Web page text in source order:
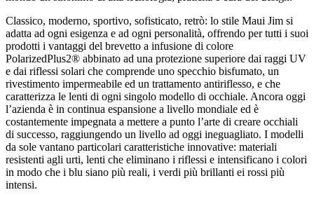
Classico, moderno, sportivo, sofisticato, retrò: lo stile Maui Jim si
adatta ad ogni esigenza e ad ogni personalità, offrendo per tutti i suoi
prodotti i vantaggi del brevetto a infusione di colore
PolarizedPlus2® abbinato ad una protezione superiore dai raggi UV
e dai riflessi solari che comprende uno specchio bisfumato, un
rivestimento impermeabile ed un trattamento antiriflesso, e che
caratterizza le lenti di ogni singolo modello di occhiale. Ancora oggi
l’azienda è in continua espansione a livello mondiale ed è
costantemente impegnata a mettere a punto l’arte di creare occhiali
di successo, raggiungendo un livello ad oggi ineguagliato. I modelli
da sole vantano particolari caratteristiche innovative: materiali
resistenti agli urti, lenti che eliminano i riflessi e intensificano i colori
in modo che i blu siano più reali, i verdi più brillanti ei rossi più
intensi.